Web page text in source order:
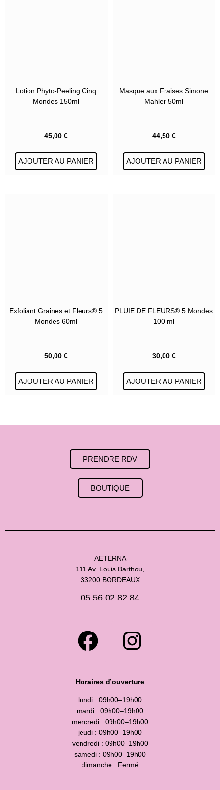
Lotion Phyto-Peeling Cinq
Mondes 150ml
45,00€
AJOUTER AU PANIER
Masque aux Fraises Simone
Mahler 50ml
44,50 €
AJOUTER AU PANIER
Exfoliant Graines et Fleurs® 5
Mondes 60ml
50,00€
AJOUTER AU PANIER
PLUIE DE FLEURS® 5 Mondes
100 ml
30,00 €
AJOUTER AU PANIER
PRENDRE RDV
BOUTIQUE
AETERNA
111 Av. Louis Barthou,
33200 BORDEAUX
05 56 02 82 84
Horaires d’ouverture
lundi : 09h00–19h00
mardi : 09h00–19h00
mercredi : 09h00–19h00
jeudi : 09h00–19h00
vendredi : 09h00–19h00
samedi : 09h00–19h00
dimanche : Fermé